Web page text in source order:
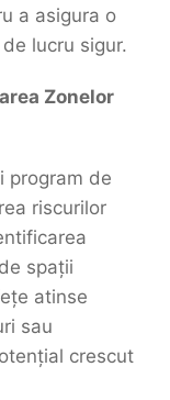
a asigura o
lucru sigur.
Zonelor
program de
riscurilor
spații
atinse
sau
crescut